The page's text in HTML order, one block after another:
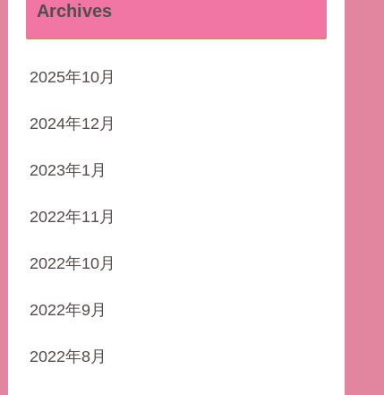
Archives
2025年10月
2024年12月
2023年1月
2022年11月
2022年10月
2022年9月
2022年8月